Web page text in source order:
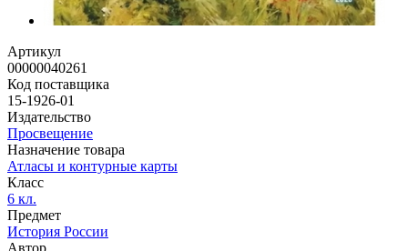
Артикул
00000040261
Код поставщика
15-1926-01
Издательство
Просвещение
Назначение товара
Атласы и контурные карты
Класс
6 кл.
Предмет
История России
Автор